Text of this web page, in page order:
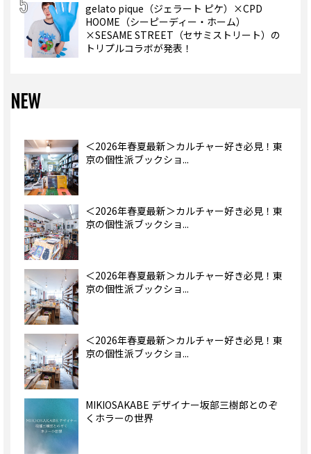
gelato pique（ジェラート ピケ）×CPD
HOOME（シーピーディー・ホーム）
×SESAME STREET（セサミストリート）の
トリプルコラボが発表！
NEW
＜2026年春夏最新＞カルチャー好き必見！東
京の個性派ブックショ...
＜2026年春夏最新＞カルチャー好き必見！東
京の個性派ブックショ...
＜2026年春夏最新＞カルチャー好き必見！東
京の個性派ブックショ...
＜2026年春夏最新＞カルチャー好き必見！東
京の個性派ブックショ...
MIKIOSAKABE デザイナー坂部三樹郎とのぞ
くホラーの世界